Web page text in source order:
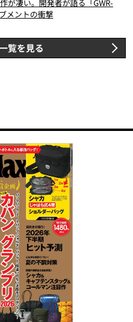
が凄い。開発者が語る「GWR-
メントの衝撃
覧を見る